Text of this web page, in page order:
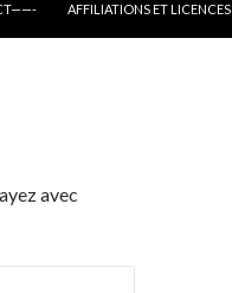
AFFILIATIONS ET LICENCES
avec